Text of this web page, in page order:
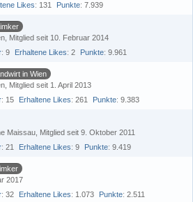
Likes 131 Punkte 7.939
Mitglied seit 10. Februar 2014
9 Erhaltene Likes 2 Punkte 9.961
in Wien
Mitglied seit 1. April 2013
15 Erhaltene Likes 261 Punkte 9.383
Maissau Mitglied seit 9. Oktober 2011
21 Erhaltene Likes 9 Punkte 9.419
2017
32 Erhaltene Likes 1.073 Punkte 2.511